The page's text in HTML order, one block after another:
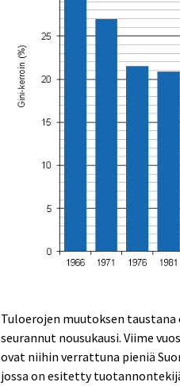
Tuloerojen muutoksen taustana
seurannut nousukausi. Viime
ovat niihin verrattuna pieniä
jossa on esitetty